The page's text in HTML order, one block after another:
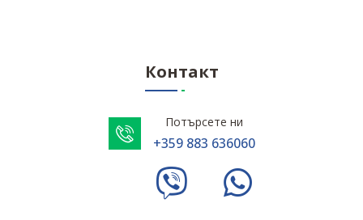
Контакт
Потърсете ни
+359 883 636060